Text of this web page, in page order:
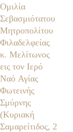
Ομιλία
Σεβασμιότατου
Μητροπολίτου
Φιλαδελφείας
κ. Μελίτωνος
εις τον Ιερό
Ναό Αγίας
Φωτεινής
Σμύρνης
(Κυριακή
Σαμαρείτιδος, 2